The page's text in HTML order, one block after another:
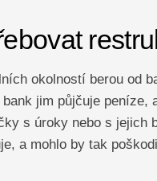
okolností berou od
jim půjčuje peníze,
s úroky nebo s jejich
a mohlo by tak